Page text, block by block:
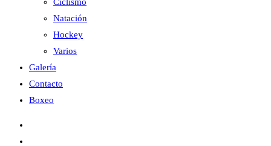
Natación
Hockey
Varios
Galería
Contacto
Boxeo